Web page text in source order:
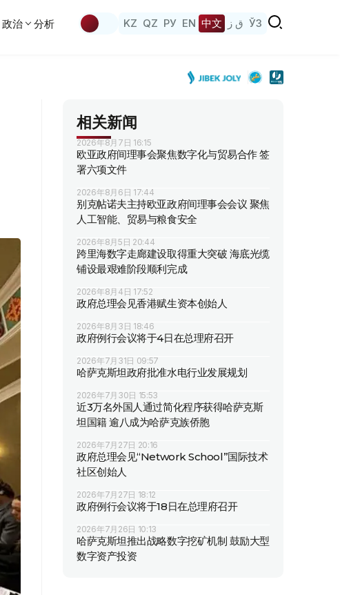
政治 分析 KZ QZ РУ EN 中文 ق ز ЎЗ
相关新闻
2026年8月7日 16:15
欧亚政府间理事会聚焦数字化与贸易合作 签
署六项文件
2026年8月6日 17:44
别克帖诺夫主持欧亚政府间理事会会议 聚焦
人工智能、贸易与粮食安全
2026年8月5日 20:44
跨里海数字走廊建设取得重大突破 海底光缆
铺设最艰难阶段顺利完成
2026年8月4日 17:52
政府总理会见香港赋生资本创始人
2026年8月3日 18:46
政府例行会议将于4日在总理府召开
2026年7月31日 09:57
哈萨克斯坦政府批准水电行业发展规划
2026年7月30日 15:53
近3万名外国人通过简化程序获得哈萨克斯
坦国籍 逾八成为哈萨克族侨胞
2026年7月27日 20:16
政府总理会见“Network School”国际技术
社区创始人
2026年7月27日 18:12
政府例行会议将于18日在总理府召开
2026年7月26日 10:13
哈萨克斯坦推出战略数字挖矿机制 鼓励大型
数字资产投资